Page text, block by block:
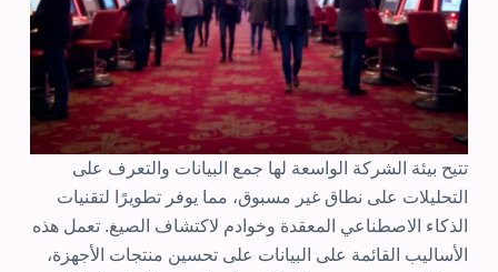
تتيح بيئة الشركة الواسعة لها جمع البيانات والتعرف على
التحليلات على نطاق غير مسبوق، مما يوفر تطويرًا لتقنيات
الذكاء الاصطناعي المعقدة وخوادم لاكتشاف الصيغ. تعمل هذه
الأساليب القائمة على البيانات على تحسين منتجات الأجهزة،